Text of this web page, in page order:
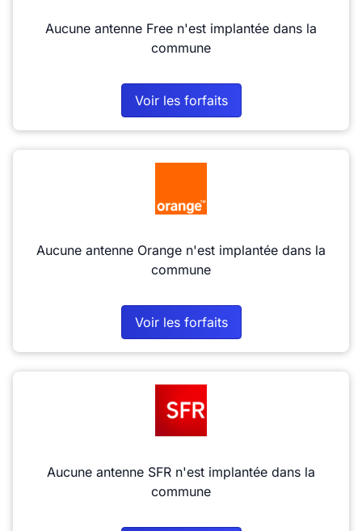
Aucune antenne Free n'est implantée dans la
commune
Voir les forfaits
Aucune antenne Orange n'est implantée dans la
commune
Voir les forfaits
Aucune antenne SFR n'est implantée dans la
commune